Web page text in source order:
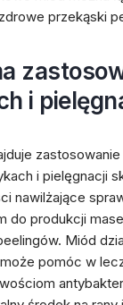
przekąski
i
i pielęgnacji
nawilżające
do produkcji
Miód
pomóc w